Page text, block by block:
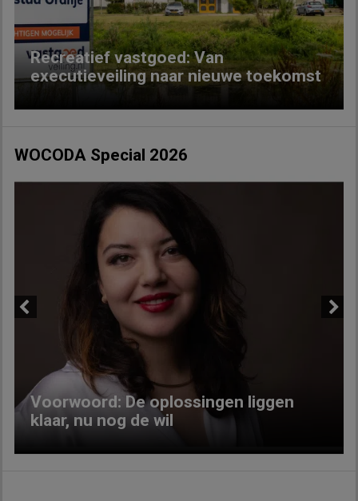
Recreatief vastgoed: Van
executieveiling naar nieuwe toekomst
WOCODA Special 2026
Voorwoord: De oplossingen liggen
klaar, nu nog de wil